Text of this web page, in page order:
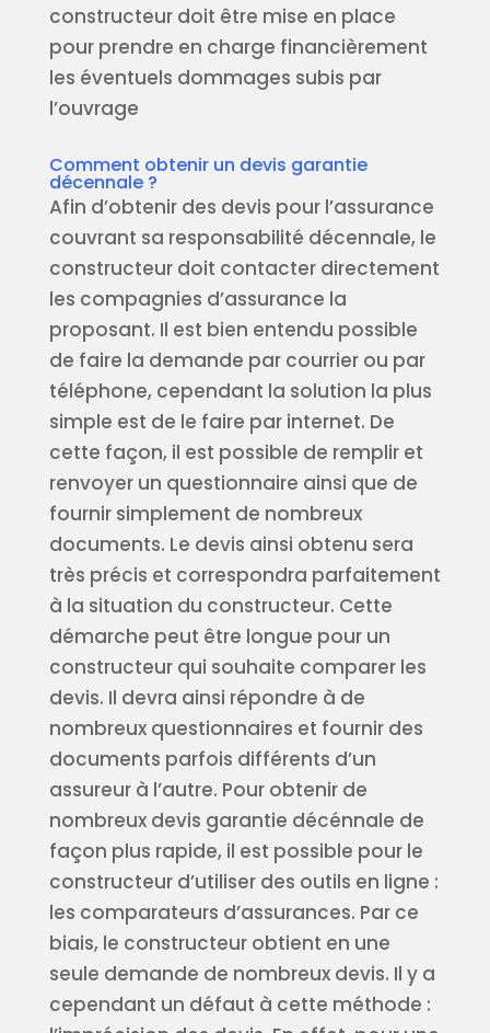
constructeur doit être mise en place
pour prendre en charge financièrement
les éventuels dommages subis par
l’ouvrage
Comment obtenir un devis garantie
décennale ?
Afin d’obtenir des devis pour l’assurance
couvrant sa responsabilité décennale, le
constructeur doit contacter directement
les compagnies d’assurance la
proposant. Il est bien entendu possible
de faire la demande par courrier ou par
téléphone, cependant la solution la plus
simple est de le faire par internet. De
cette façon, il est possible de remplir et
renvoyer un questionnaire ainsi que de
fournir simplement de nombreux
documents. Le devis ainsi obtenu sera
très précis et correspondra parfaitement
à la situation du constructeur. Cette
démarche peut être longue pour un
constructeur qui souhaite comparer les
devis. Il devra ainsi répondre à de
nombreux questionnaires et fournir des
documents parfois différents d’un
assureur à l’autre. Pour obtenir de
nombreux devis garantie décénnale de
façon plus rapide, il est possible pour le
constructeur d’utiliser des outils en ligne :
les comparateurs d’assurances. Par ce
biais, le constructeur obtient en une
seule demande de nombreux devis. Il y a
cependant un défaut à cette méthode :